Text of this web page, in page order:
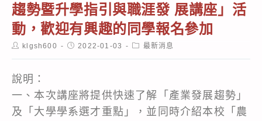
趨勢暨升學指引與職涯發 展講座」活
動，歡迎有興趣的同學報名參加
Postklgsh600
Post2022-01-03
Post最新消息
說明：
一、本次講座將提供快速了解「產業發展趨勢」
及「大學學系選才重點」，並同時介紹本校「農